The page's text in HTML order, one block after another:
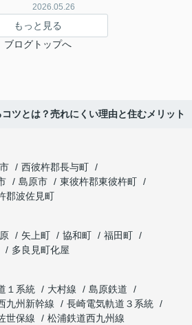
2026.05.26
もっと見る
ブログトップへ
ツとは？売れにくい理由と住むメリット
西彼杵郡長与町
島原市
東彼杵郡東彼杵町
郡波佐見町
矢上町 協和町
福田町
多良見町化屋
１系統 大村線
島原鉄道
九州新幹線
長崎電気軌道３系統
世保線
松浦鉄道西九州線